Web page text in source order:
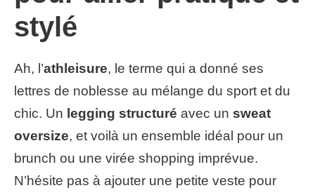
stylé
Ah, l’athleisure, le terme qui a donné ses
lettres de noblesse au mélange du sport et du
chic. Un legging structuré avec un sweat
oversize, et voilà un ensemble idéal pour un
brunch ou une virée shopping imprévue.
N’hésite pas à ajouter une petite veste pour